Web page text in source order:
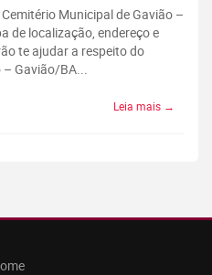
Municipal de Gavião –
de localização, endereço e
te ajudar a respeito do
– Gavião/BA...
Leia mais →